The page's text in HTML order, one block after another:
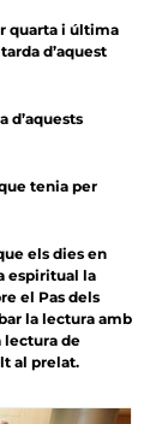
quarta i última
d’aquest
d’aquests
tenia per
els dies en
espiritual la
el Pas dels
la lectura amb
lectura de
al prelat.